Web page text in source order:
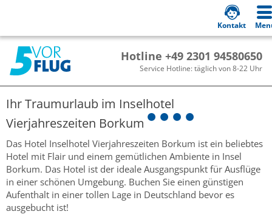
Hotline +49 2301 94580650
Service Hotline: täglich von 8-22 Uhr
Kontakt
Ihr Traumurlaub im Inselhotel
Vierjahreszeiten Borkum
Das Hotel Inselhotel Vierjahreszeiten Borkum ist ein beliebtes
Hotel mit Flair und einem gemütlichen Ambiente in Insel
Borkum. Das Hotel ist der ideale Ausgangspunkt für Ausflüge
in einer schönen Umgebung. Buchen Sie einen günstigen
Aufenthalt in einer tollen Lage in Deutschland bevor es
ausgebucht ist!